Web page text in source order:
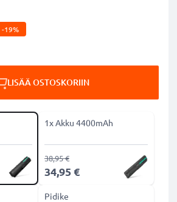
-19%
LISÄÄ OSTOSKORIIN
1x Akku 4400mAh
34,95 €
38,95 €
Pidike